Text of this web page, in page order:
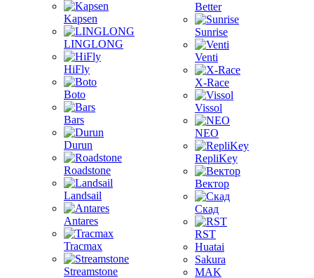
Kapsen
LINGLONG
HiFly
Boto
Bars
Durun
Roadstone
Landsail
Antares
Tracmax
Streamstone
Better
Sunrise
Venti
X-Race
Vissol
NEO
RepliKey
Вектор
Скад
RST
Huatai
Sakura
MAK